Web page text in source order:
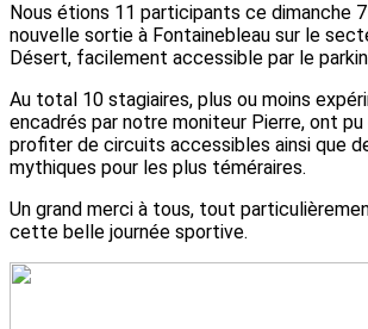
Nous étions 11 participants ce dimanche 7
nouvelle sortie à Fontainebleau sur le
Désert, facilement accessible par le
Au total 10 stagiaires, plus ou moins
encadrés par notre moniteur Pierre, ont
profiter de circuits accessibles ainsi que
mythiques pour les plus téméraires.
Un grand merci à tous, tout
cette belle journée sportive.